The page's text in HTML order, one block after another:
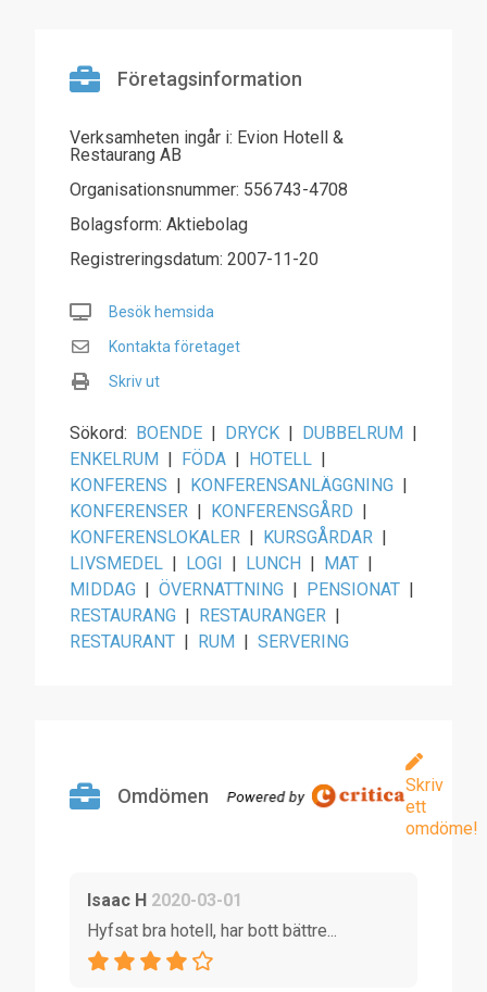
Företagsinformation
Verksamheten ingår i: Evion Hotell &
Restaurang AB
Organisationsnummer: 556743-4708
Bolagsform: Aktiebolag
Registreringsdatum: 2007-11-20
Besök hemsida
Kontakta företaget
Skriv ut
Sökord: BOENDE | DRYCK | DUBBELRUM |
ENKELRUM | FÖDA | HOTELL |
KONFERENS | KONFERENSANLÄGGNING |
KONFERENSER | KONFERENSGÅRD |
KONFERENSLOKALER | KURSGÅRDAR |
LIVSMEDEL | LOGI | LUNCH | MAT |
MIDDAG | ÖVERNATTNING | PENSIONAT |
RESTAURANG | RESTAURANGER |
RESTAURANT | RUM | SERVERING
Omdömen
Skriv
ett
omdöme!
Isaac H 2020-03-01
Hyfsat bra hotell, har bott bättre...